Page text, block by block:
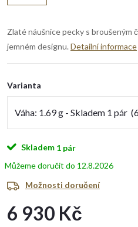
Zlaté náušnice pecky s broušeným
jemném designu. Detailní informace
Varianta
Skladem 1 pár
12.8.2026
Možnosti doručení
6 930 Kč